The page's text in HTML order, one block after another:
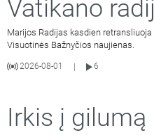
Vatikano
Marijos Radijas kasdien
Visuotinės Bažnyčios naujienas.
2026-08-01
6
Irkis į gilumą